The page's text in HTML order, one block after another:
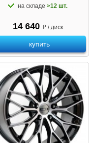
на складе >12 шт.
14 640 ₽ / диск
купить